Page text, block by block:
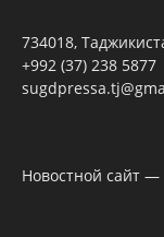
734018,
+992 (37) 238 5877
Новостной сайт —